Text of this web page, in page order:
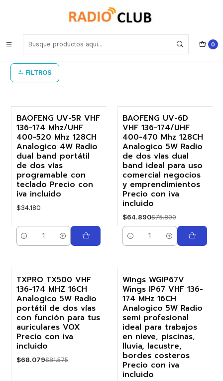
0
Camping
FILTROS
BAOFENG UV-5R VHF
136-174 Mhz/UHF
400-520 Mhz 128CH
Analogico 4W Radio
dual band portátil
de dos vías
programable con
teclado Precio con
iva incluido
$34.180
Cantidad
-14%
BAOFENG UV-6D
VHF 136-174/UHF
400-470 Mhz 128CH
Analogico 5W Radio
de dos vías dual
band ideal para uso
comercial negocios
y emprendimientos
Precio con iva
incluido
$64.890$75.800
Cantidad
-17%
TXPRO TX500 VHF
136-174 MHZ 16CH
Analogico 5W Radio
portátil de dos vías
con función para tus
auriculares VOX
Precio con iva
incluido
$68.079$81.575
-19%
Agotado
Wings WGIP67V
Wings IP67 VHF 136-
174 MHz 16CH
Analogico 5W Radio
semi profesional
ideal para trabajos
en nieve, piscinas,
lluvia, lacustre,
bordes costeros
Precio con iva
incluido